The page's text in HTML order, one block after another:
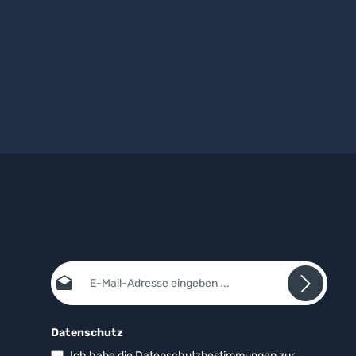
E-Mail-Adresse*
Datenschutz